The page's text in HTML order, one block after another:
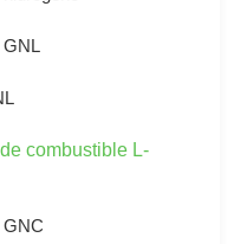
GNL
combustible L-
GNC